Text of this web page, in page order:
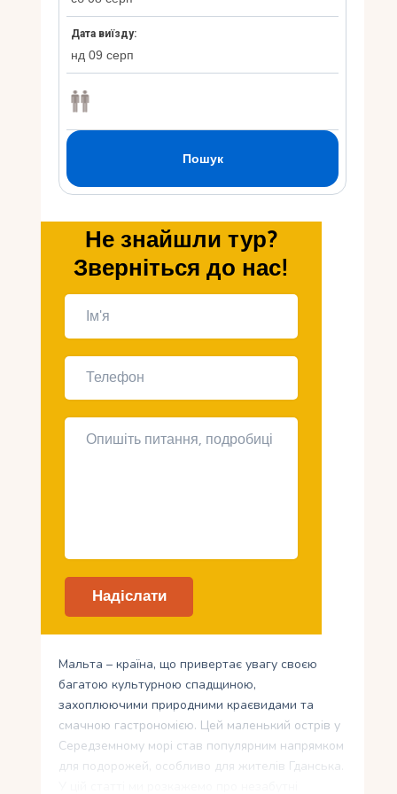
Не знайшли тур?
Зверніться до нас!
Мальта – країна, що привертає увагу своєю
багатою культурною спадщиною,
захоплюючими природними краєвидами та
смачною гастрономією. Цей маленький острів у
Середземному морі став популярним напрямком
для подорожей, особливо для жителів Гданська.